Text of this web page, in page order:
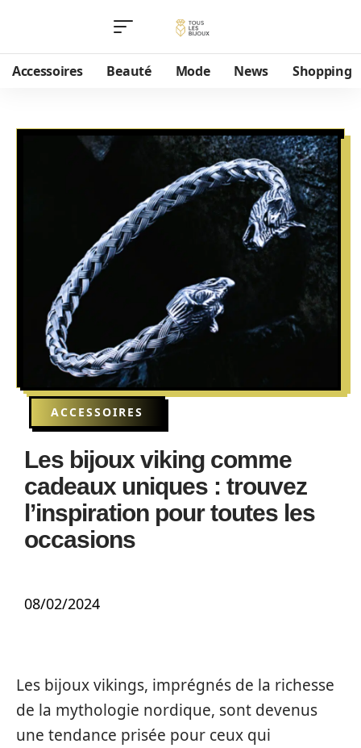
Accessoires Beauté Mode News Shopping
ACCESSOIRES
Les bijoux viking comme
cadeaux uniques : trouvez
l’inspiration pour toutes les
occasions
08/02/2024
Les bijoux vikings, imprégnés de la richesse
de la mythologie nordique, sont devenus
une tendance prisée pour ceux qui